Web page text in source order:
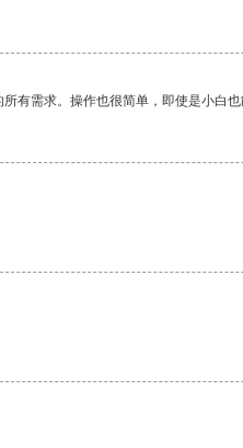
有需求。操作也很简单，即使是小白也